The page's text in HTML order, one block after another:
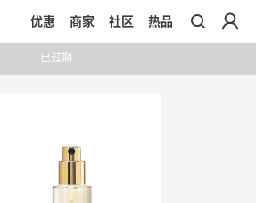
优惠 商家 社区 热品
已过期